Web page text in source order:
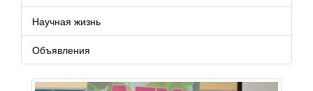
Научная жизнь
Объявления